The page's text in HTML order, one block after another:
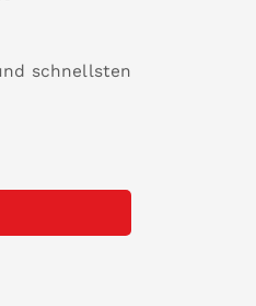
schnellsten